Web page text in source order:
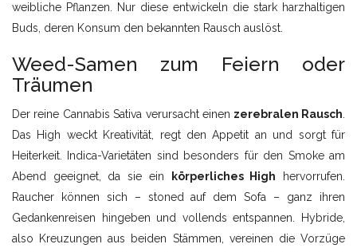
weibliche Pflanzen. Nur diese entwickeln die stark harzhaltigen
Buds, deren Konsum den bekannten Rausch auslöst.
Weed-Samen zum Feiern oder
Träumen
Der reine Cannabis Sativa verursacht einen zerebralen Rausch
Das High weckt Kreativität, regt den Appetit an und sorgt für
Heiterkeit. Indica-Varietäten sind besonders für den Smoke am
Abend geeignet, da sie ein
körperliches High hervorrufen.
Raucher können sich – stoned auf dem Sofa – ganz ihren
Gedankenreisen hingeben und vollends entspannen. Hybride,
also Kreuzungen aus beiden Stämmen, vereinen die Vorzüge